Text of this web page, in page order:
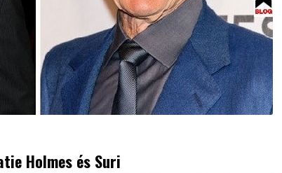
Holmes és Suri